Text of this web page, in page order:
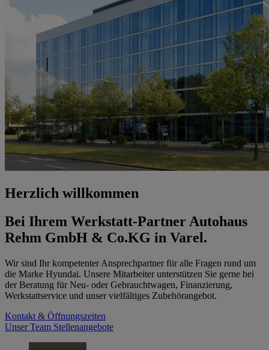
Herzlich willkommen
Bei Ihrem Werkstatt-Partner Autohaus
Rehm GmbH & Co.KG in Varel.
Wir sind Ihr kompetenter Ansprechpartner für alle Fragen rund um
die Marke Hyundai. Unsere Mitarbeiter unterstützen Sie gerne bei
der Beratung für Neu- oder Gebrauchtwagen, Finanzierung,
Werkstattservice und unser vielfältiges Zubehörangebot.
Kontakt & Öffnungszeiten
Unser Team Stellenangebote